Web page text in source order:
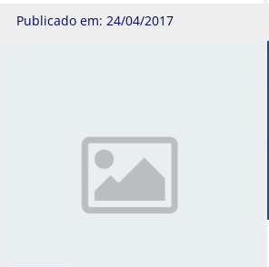
Publicado em: 24/04/2017